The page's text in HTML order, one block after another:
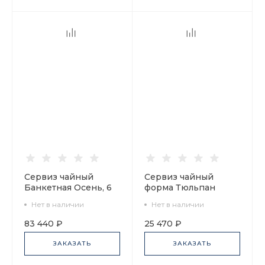
Сервиз чайный
Банкетная Осень, 6
предметов, арт.
81.24042.00.1
Нет в наличии
83 440 ₽
ЗАКАЗАТЬ
Сервиз чайный
форма Тюльпан
6 персон 20
предметов, арт.
81.20959.00.1
Нет в наличии
25 470 ₽
ЗАКАЗАТЬ